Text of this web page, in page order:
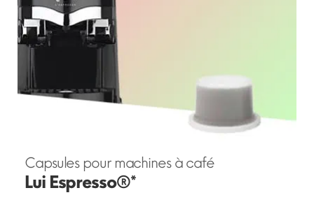
Capsules pour machines à café
Lui Espresso®*